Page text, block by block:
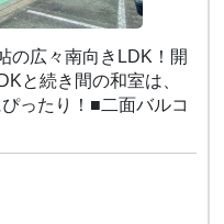
の広々南向きLDK！開
と続き間の和室は、
ったり！■二面バルコ